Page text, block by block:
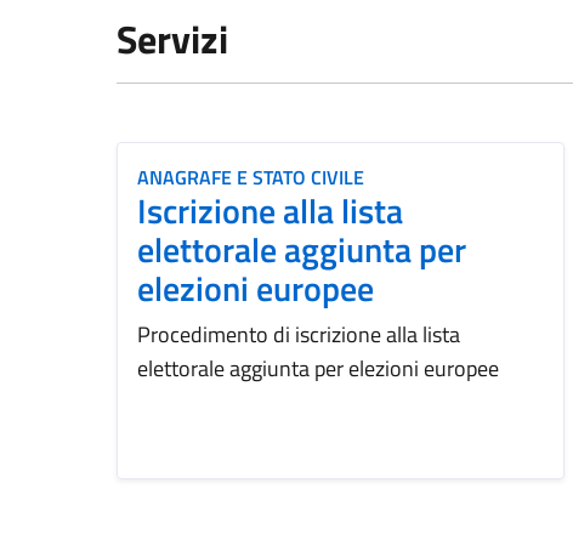
Servizi
ANAGRAFE E STATO CIVILE
Iscrizione alla lista
elettorale aggiunta per
elezioni europee
Procedimento di iscrizione alla lista
elettorale aggiunta per elezioni europee